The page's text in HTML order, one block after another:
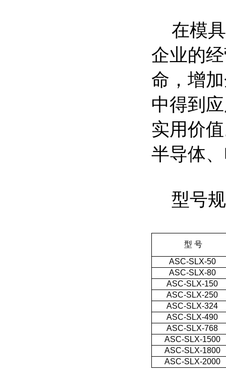
在模具
企业的
命，增
中得到
实用价
半导体
型号
型 号
ASC-SLX-50
ASC-SLX-80
ASC-SLX-150
ASC-SLX-250
ASC-SLX-324
ASC-SLX-490
ASC-SLX-768
ASC-SLX-1500
ASC-SLX-1800
ASC-SLX-2000